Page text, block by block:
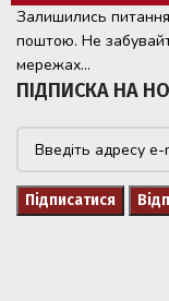
Залишились
поштою. Не
мережах...
ПІДПИСКА НА